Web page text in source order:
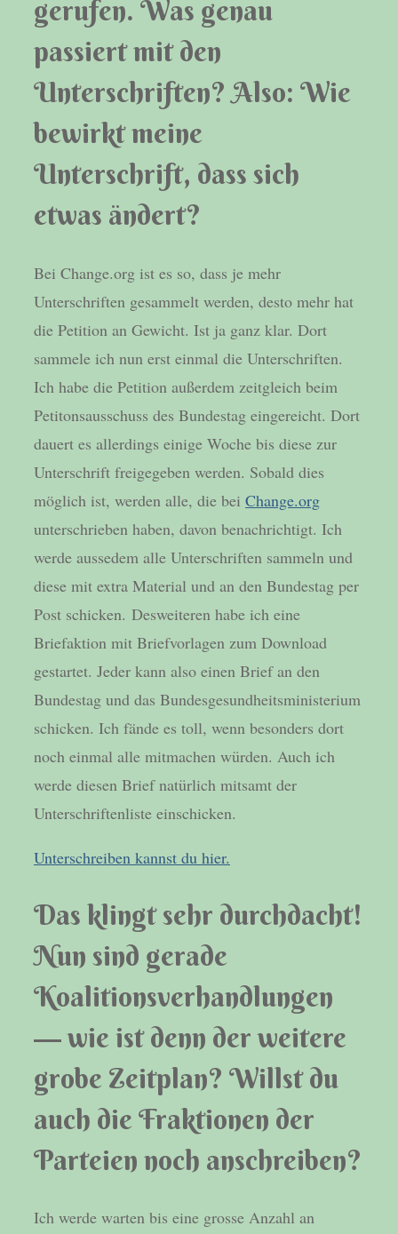
gerufen. Was genau
passiert mit den
Unterschriften? Also: Wie
bewirkt meine
Unterschrift, dass sich
etwas ändert?
Bei Change.org ist es so, dass je mehr
Unterschriften gesammelt werden, desto mehr hat
die Petition an Gewicht. Ist ja ganz klar. Dort
sammele ich nun erst einmal die Unterschriften.
Ich habe die Petition außerdem zeitgleich beim
Petitonsausschuss des Bundestag eingereicht. Dort
dauert es allerdings einige Woche bis diese zur
Unterschrift freigegeben werden. Sobald dies
möglich ist, werden alle, die bei Change.org
unterschrieben haben, davon benachrichtigt. Ich
werde aussedem alle Unterschriften sammeln und
diese mit extra Material und an den Bundestag per
Post schicken. Desweiteren habe ich eine
Briefaktion mit Briefvorlagen zum Download
gestartet. Jeder kann also einen Brief an den
Bundestag und das Bundesgesundheitsministerium
schicken. Ich fände es toll, wenn besonders dort
noch einmal alle mitmachen würden. Auch ich
werde diesen Brief natürlich mitsamt der
Unterschriftenliste einschicken.
Unterschreiben kannst du hier.
Das klingt sehr durchdacht!
Nun sind gerade
Koalitionsverhandlungen
— wie ist denn der weitere
grobe Zeitplan? Willst du
auch die Fraktionen der
Parteien noch anschreiben?
Ich werde warten bis eine grosse Anzahl an